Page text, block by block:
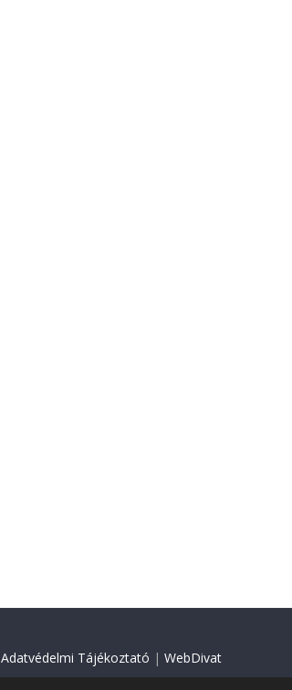
Adatvédelmi Tájékoztató | WebDivat